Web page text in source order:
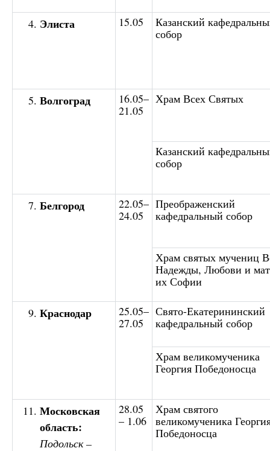
Элиста 15.05
Казанский
собор
Волгоград
16.05–
21.05
Храм Всех Святых
Казанский
собор
Белгород
22.05–
24.05
Преображенский
кафедральный собор
Храм святых мучениц
Надежды, Любови и
их Софии
Краснодар
25.05–
27.05
Свято-Екатерининский
кафедральный собор
Храм великомученика
Георгия Победоносца
Московская
область:
Подольск –
28.05
– 1.06
Храм святого
великомученика
Победоносца